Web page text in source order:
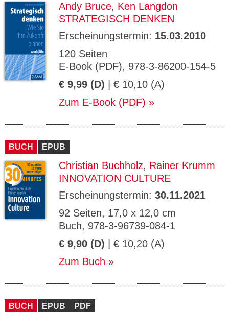
Andy Bruce, Ken Langdon
STRATEGISCH DENKEN
Erscheinungstermin: 15.03.2010
120 Seiten
E-Book (PDF), 978-3-86200-154-5
€ 9,99 (D) | € 10,10 (A)
Zum E-Book (PDF)
BUCH EPUB
Christian Buchholz, Rainer Krumm
INNOVATION CULTURE
Erscheinungstermin: 30.11.2021
92 Seiten, 17,0 x 12,0 cm
Buch, 978-3-96739-084-1
€ 9,90 (D) | € 10,20 (A)
Zum Buch
BUCH EPUB PDF